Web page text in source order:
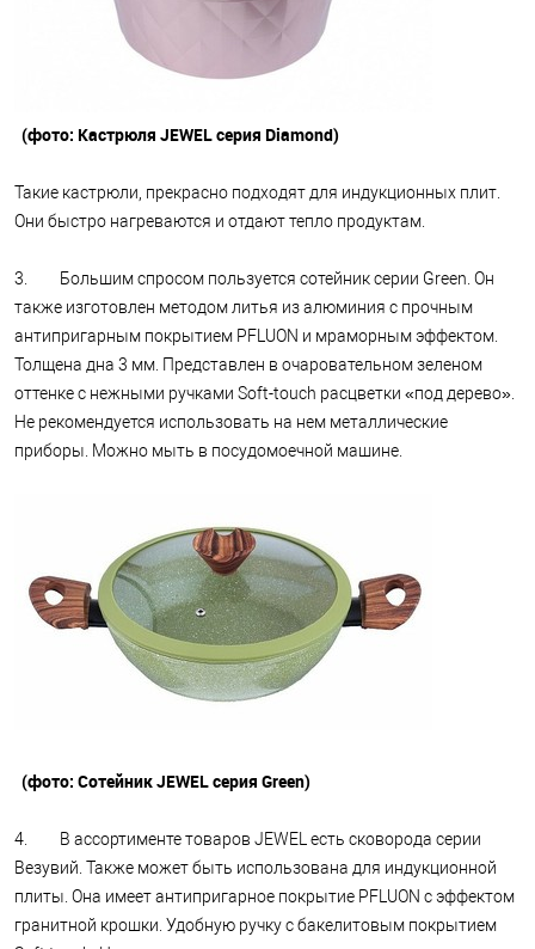
(фото: Кастрюля JEWEL серия Diamond)
Такие кастрюли, прекрасно подходят для индукционных плит.
Они быстро нагреваются и отдают тепло продуктам.
3. Большим спросом пользуется сотейник серии Green. Он
также изготовлен методом литья из алюминия с прочным
антипригарным покрытием PFLUON и мраморным эффектом.
Толщена дна 3 мм. Представлен в очаровательном зеленом
оттенке с нежными ручками Soft-touch расцветки «под дерево».
Не рекомендуется использовать на нем металлические
приборы. Можно мыть в посудомоечной машине.
(фото: Сотейник JEWEL серия Green)
4. В ассортименте товаров JEWEL есть сковорода серии
Везувий. Также может быть использована для индукционной
плиты. Она имеет антипригарное покрытие PFLUON с эффектом
гранитной крошки. Удобную ручку с бакелитовым покрытием